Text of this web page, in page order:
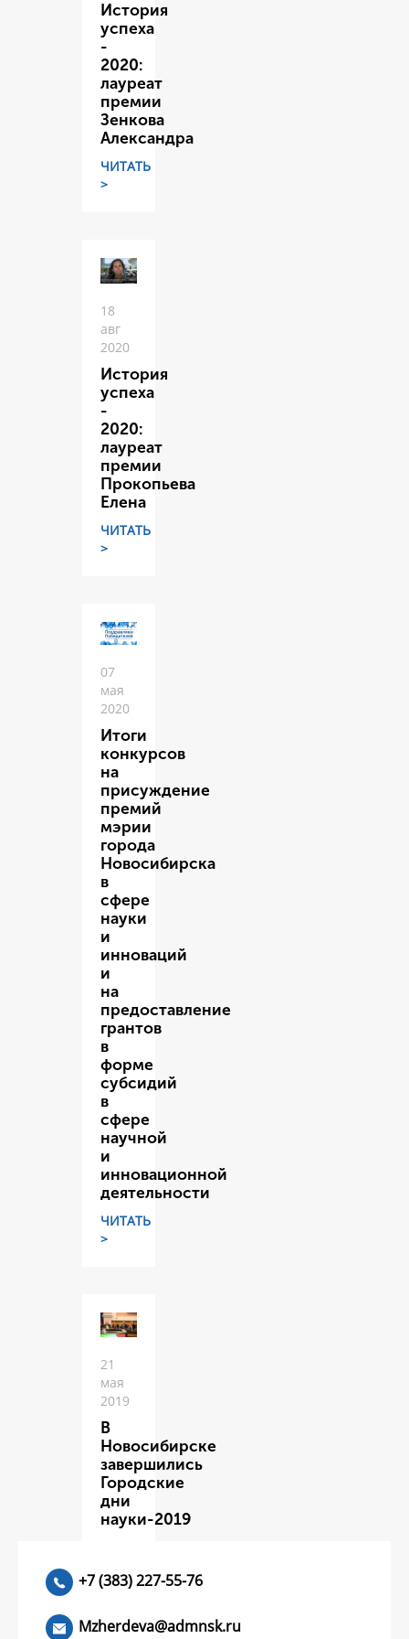
История
успеха
-
2020:
лауреат
премии
Зенкова
Александра
ЧИТАТЬ
>
18
авг
2020
История
успеха
-
2020:
лауреат
премии
Прокопьева
Елена
ЧИТАТЬ
>
07
мая
2020
Итоги
конкурсов
на
присуждение
премий
мэрии
города
Новосибирска
в
сфере
науки
и
инноваций
и
на
предоставление
грантов
в
форме
субсидий
в
сфере
научной
и
инновационной
деятельности
ЧИТАТЬ
>
21
мая
2019
В
Новосибирске
завершились
Городские
дни
науки-2019
+7 (383) 227-55-76
Mzherdeva@admnsk.ru